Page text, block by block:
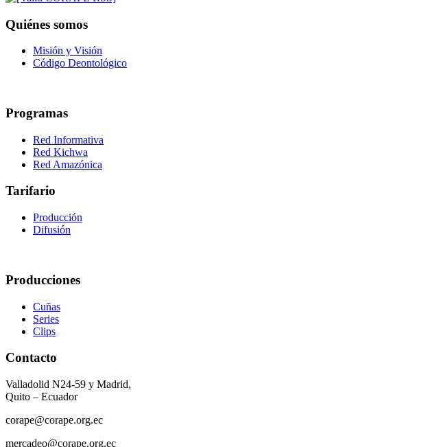
Quiénes somos
Misión y Visión
Código Deontológico
Programas
Red Informativa
Red Kichwa
Red Amazónica
Tarifario
Producción
Difusión
Producciones
Cuñas
Series
Clips
Contacto
Valladolid N24-59 y Madrid,
Quito – Ecuador
corape@corape.org.ec
mercadeo@corape.org.ec